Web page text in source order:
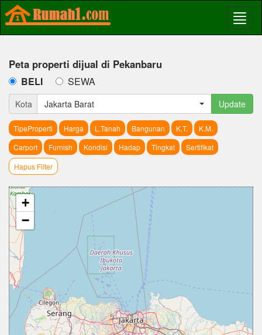
Peta properti dijual di Pekanbaru
BELI SEWA
Kota Jakarta Barat Update
TipeProperti Harga L.Tanah Bangunan K.T.
K.M.
Carport
Furnish Kondisi Hadap Tingkat
Sertifikat
Hapus Filter
+
−